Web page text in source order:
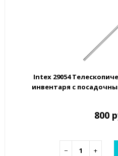
Intex 29054
инвентаря с
800
− +